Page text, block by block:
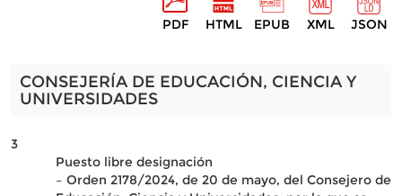
PDF HTML EPUB XML JSON
CONSEJERÍA DE EDUCACIÓN, CIENCIA Y
UNIVERSIDADES
3
Puesto libre designación
– Orden 2178/2024, de 20 de mayo, del Consejero de